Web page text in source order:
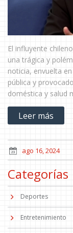
El influyente
una trágica y
noticia, envuelta
pública y
doméstica y salud
investigando para
Leer más
ago 16, 2024
Categorías
Deportes
Entretenimiento